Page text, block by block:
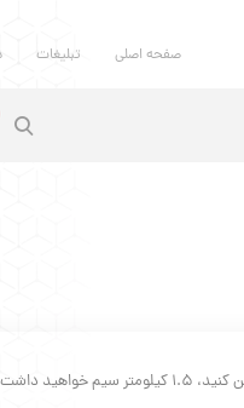
صفحه اصلی تبلیغات
اگر تمام سیم های مسی به کار گرفته در یک اتوموبیل معمولی را از آن خارج کنید و به دنبال